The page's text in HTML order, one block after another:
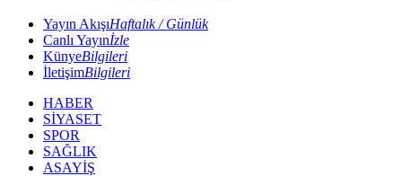
Yayın AkışıHaftalık / Günlük
Canlı Yayınİzle
KünyeBilgileri
İletişimBilgileri
HABER
SİYASET
SPOR
SAĞLIK
ASAYİŞ